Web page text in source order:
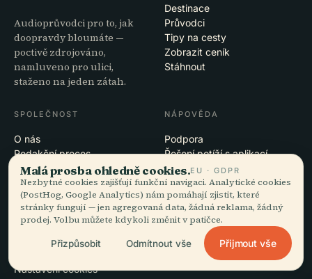
Audioprůvodci pro to, jak
doopravdy bloumáte —
poctivě zdrojováno,
namluveno pro ulici,
staženo na jeden zátah.
Destinace
Průvodci
Tipy na cesty
Zobrazit ceník
Stáhnout
SPOLEČNOST
O nás
Redakční proces
Poslání
NÁPOVĚDA
Podpora
Řešení potíží s aplikací
Kontakt
Staňte se partnerem
PRÁVNÍ INFORMACE
Soukromí
Nastavení cookies
Malá prosba ohledně cookies.EU · GDPR
Nezbytné cookies zajišťují funkční navigaci. Analytické cookies
(PostHog, Google Analytics) nám pomáhají zjistit, které
stránky fungují — jen agregovaná data, žádná reklama, žádný
prodej. Volbu můžete kdykoli změnit v patičce.
Přizpůsobit Odmítnout vše Přijmout vše